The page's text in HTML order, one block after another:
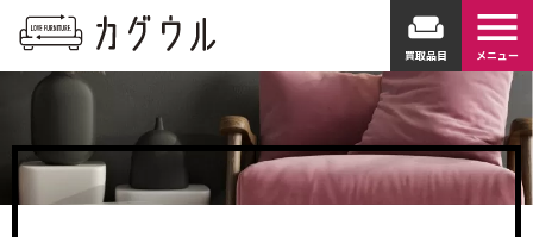
weekend
買取品目
menu
メニュー